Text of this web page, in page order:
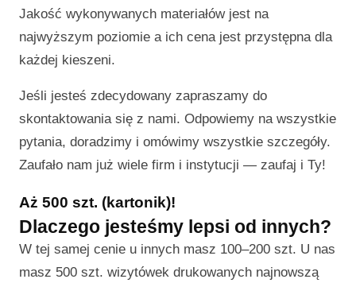
Jakość wykonywanych materiałów jest na
najwyższym poziomie a ich cena jest przystępna dla
każdej kieszeni.
Jeśli jesteś zdecydowany zapraszamy do
skontaktowania się z nami. Odpowiemy na wszystkie
pytania, doradzimy i omówimy wszystkie szczegóły.
Zaufało nam już wiele firm i instytucji — zaufaj i Ty!
Aż 500 szt. (kartonik)!
Dlaczego jesteśmy lepsi od innych?
W tej samej cenie u innych masz 100–200 szt. U nas
masz 500 szt. wizytówek drukowanych najnowszą